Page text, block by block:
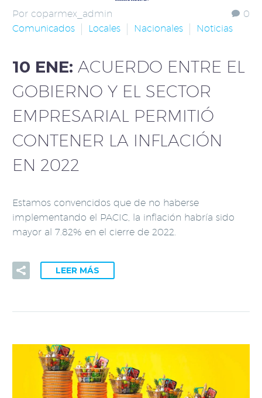
0
Por coparmex_admin
Comunicados
Locales Nacionales Noticias
10 ENE: ACUERDO ENTRE EL
GOBIERNO Y EL SECTOR
EMPRESARIAL PERMITIÓ
CONTENER LA INFLACIÓN
EN 2022
Estamos convencidos que de no haberse
implementando el PACIC, la inflación habría sido
mayor al 7.82% en el cierre de 2022.
LEER MÁS